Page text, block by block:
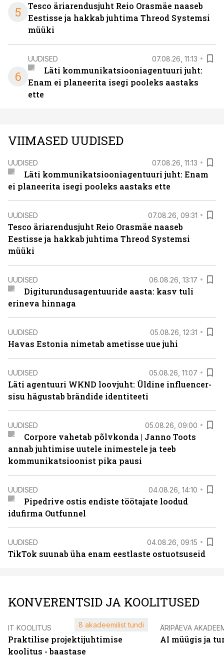
5
Tesco äriarendusjuht Reio Orasmäe naaseb
Eestisse ja hakkab juhtima Threod Systemsi
müüki
6
UUDISED 07.08.26, 11:13
Läti kommunikatsiooniagentuuri juht:
Enam ei planeerita isegi pooleks aastaks
ette
VIIMASED UUDISED
UUDISED 07.08.26, 11:13
Läti kommunikatsiooniagentuuri juht: Enam
ei planeerita isegi pooleks aastaks ette
UUDISED 07.08.26, 09:31
Tesco äriarendusjuht Reio Orasmäe naaseb
Eestisse ja hakkab juhtima Threod Systemsi
müüki
UUDISED 06.08.26, 13:17
Digiturundusagentuuride aasta: kasv tuli
erineva hinnaga
UUDISED 05.08.26, 12:31
Havas Estonia nimetab ametisse uue juhi
UUDISED 05.08.26, 11:07
Läti agentuuri WKND loovjuht: Üldine influencer-
sisu hägustab brändide identiteeti
UUDISED 05.08.26, 09:00
Corpore vahetab põlvkonda | Janno Toots
annab juhtimise uutele inimestele ja teeb
kommunikatsioonist pika pausi
UUDISED 04.08.26, 14:10
Pipedrive ostis endiste töötajate loodud
idufirma Outfunnel
UUDISED 04.08.26, 09:15
TikTok suunab üha enam eestlaste ostuotsuseid
KONVERENTSID JA KOOLITUSED
IT KOOLITUS
Praktilise projektijuhtimise
koolitus - baastase
8 akadeemilist tundi ÄRIPÄEVA
AI müügis ja